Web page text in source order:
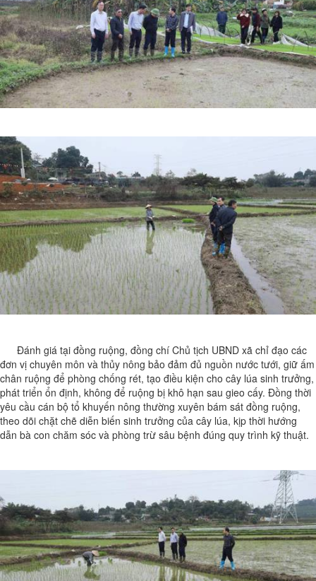
Đánh giá tại đồng ruộng, đồng chí Chủ tịch UBND xã chỉ đạo các
đơn vị chuyên môn và thủy nông bảo đảm đủ nguồn nước tưới, giữ ấm
chân ruộng để phòng chống rét, tạo điều kiện cho cây lúa sinh trưởng,
phát triển ổn định, không để ruộng bị khô hạn sau gieo cấy. Đồng thời
yêu cầu cán bộ tổ khuyến nông thường xuyên bám sát đồng ruộng,
theo dõi chặt chẽ diễn biến sinh trưởng của cây lúa, kịp thời hướng
dẫn bà con chăm sóc và phòng trừ sâu bệnh đúng quy trình kỹ thuật.